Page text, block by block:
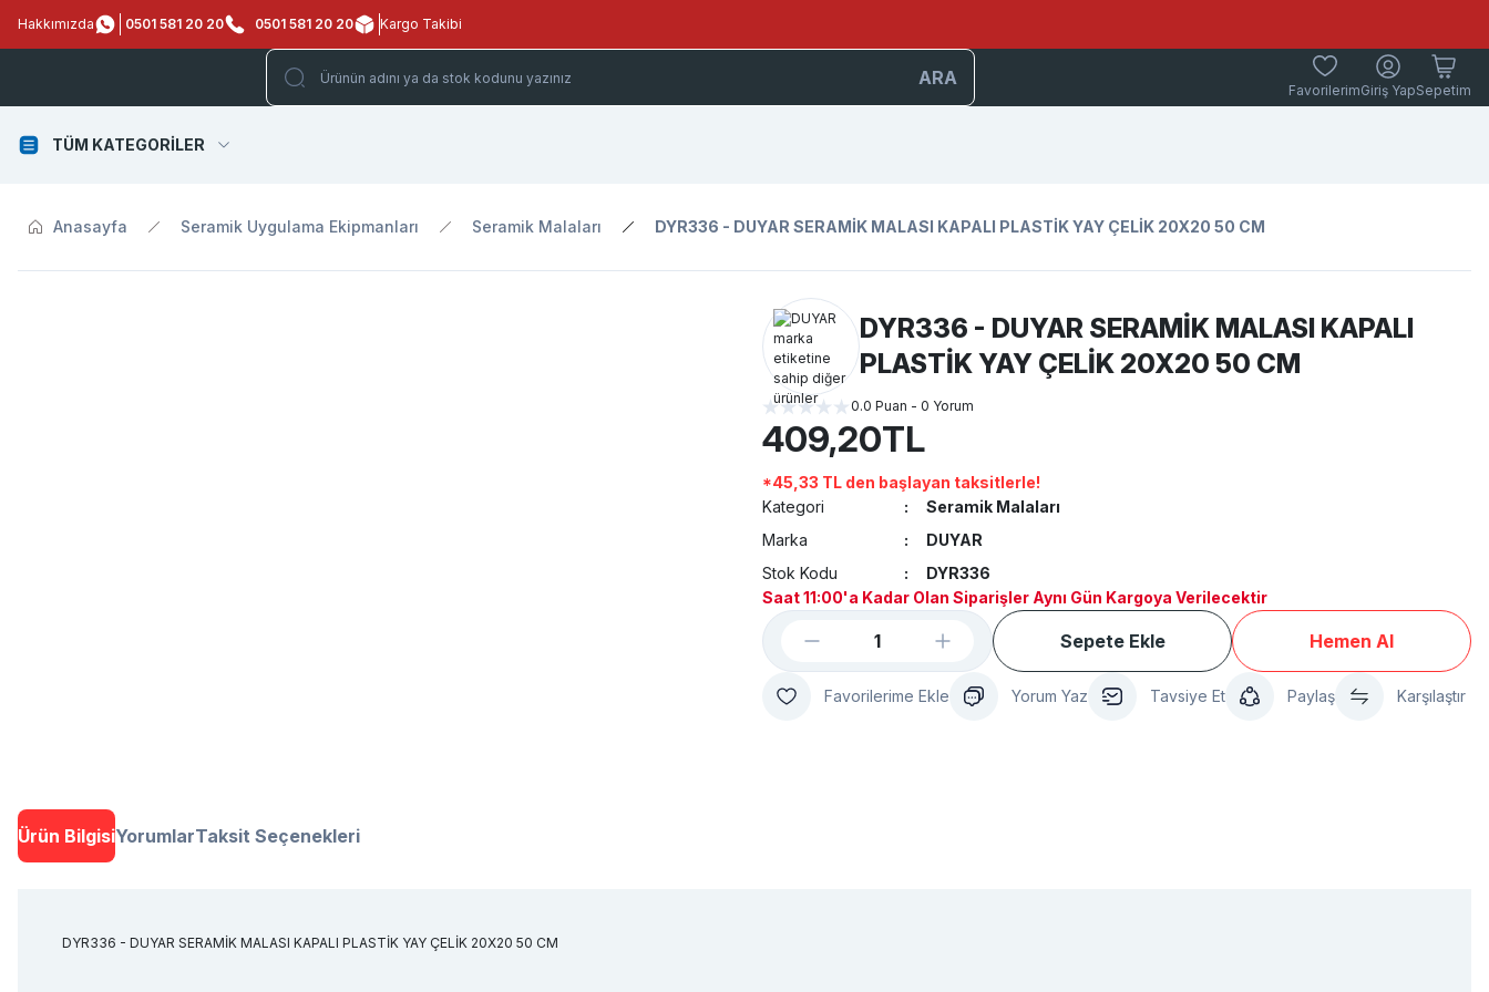
Hakkımızda 0501 581 20 20 0501 581 20 20 Kargo Takibi
ARA
FavorilerimGiriş YapSepetim
TÜM KATEGORİLER
Anasayfa Seramik Uygulama Ekipmanları Seramik Malaları DYR336 - DUYAR SERAMİK MALASI KAPALI PLASTİK YAY ÇELİK 20X20 50 CM
DYR336 - DUYAR SERAMİK MALASI KAPALI
PLASTİK YAY ÇELİK 20X20 50 CM
0.0 Puan - 0 Yorum
409,20TL
*45,33 TL den başlayan taksitlerle!
Kategori
Seramik Malaları
Marka
DUYAR
Stok Kodu
DYR336
Saat 11:00'a Kadar Olan Siparişler Aynı Gün Kargoya Verilecektir
Sepete Ekle Hemen Al
Yorum Yaz Tavsiye Et Paylaş Karşılaştır
Ürün BilgisiYorumlarTaksit Seçenekleri
DYR336 - DUYAR SERAMİK MALASI KAPALI PLASTİK YAY ÇELİK 20X20 50 CM